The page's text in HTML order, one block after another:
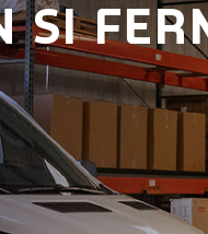
SI